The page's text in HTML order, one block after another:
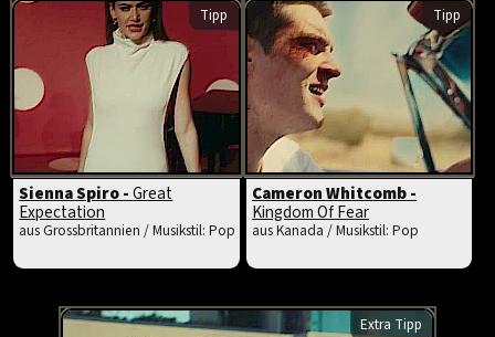
Tipp
Sienna Spiro -Great
Expectation
aus Grossbritannien / Musikstil: Pop
Tipp
Cameron Whitcomb -
Kingdom Of Fear
aus Kanada / Musikstil: Pop
Extra Tipp